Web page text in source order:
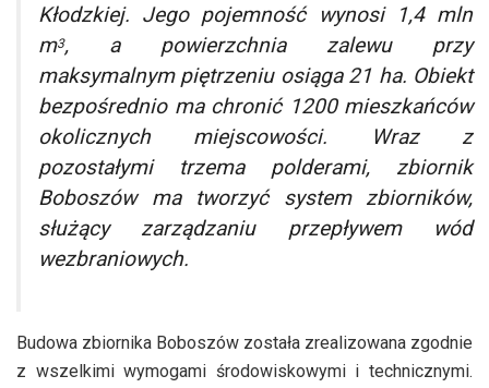
Kłodzkiej. Jego pojemność wynosi 1,4 mln
m3, a powierzchnia zalewu przy
maksymalnym piętrzeniu osiąga 21 ha. Obiekt
bezpośrednio ma chronić 1200 mieszkańców
okolicznych miejscowości. Wraz z
pozostałymi trzema polderami, zbiornik
Boboszów ma tworzyć system zbiorników,
służący zarządzaniu przepływem wód
wezbraniowych.
Budowa zbiornika Boboszów została zrealizowana zgodnie
z wszelkimi wymogami środowiskowymi i technicznymi.